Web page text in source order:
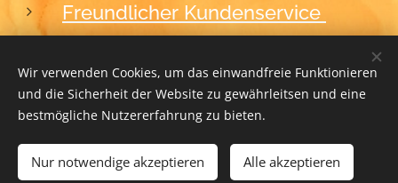
ZUM WARENKORB HINZUFÜGEN
Freundlicher Kundenservice
2012-2026BLACKFORM Cookies
Wir verwenden Cookies, um das einwandfreie Funktionieren
und die Sicherheit der Website zu gewährleitsen und eine
bestmögliche Nutzererfahrung zu bieten.
Nur notwendige akzeptieren Alle akzeptieren